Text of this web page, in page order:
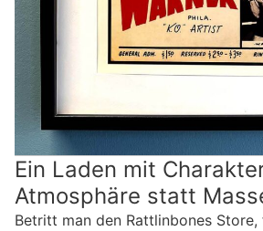
Ein Laden mit
Atmosphäre statt
Betritt man den Rattlinbones